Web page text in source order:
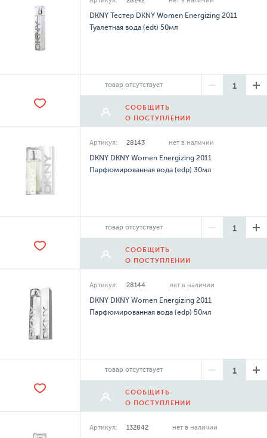
DKNY Тестер DKNY Women Energizing 2011
Туалетная вода (edt) 50мл
товар отсутствует
СООБЩИТЬ
О ПОСТУПЛЕНИИ
Артикул: 28143 нет в наличии
DKNY DKNY Women Energizing 2011
Парфюмированная вода (edp) 30мл
товар отсутствует
СООБЩИТЬ
О ПОСТУПЛЕНИИ
Артикул: 28144 нет в наличии
DKNY DKNY Women Energizing 2011
Парфюмированная вода (edp) 50мл
товар отсутствует
СООБЩИТЬ
О ПОСТУПЛЕНИИ
Артикул: 132842 нет в наличии